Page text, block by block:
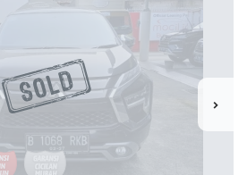
chevron_right